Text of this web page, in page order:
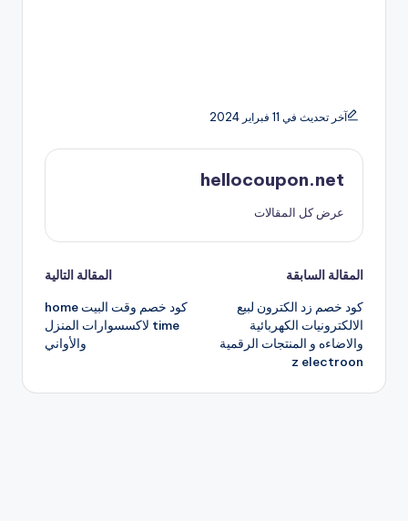
آخر تحديث في 11 فبراير 2024
hellocoupon.net
عرض كل المقالات
تصفّح
المقالات
المقالة السابقة
كود خصم زد الكترون لبيع
الالكترونيات الكهربائية
والاضاءه و المنتجات الرقمية
z electroon
المقالة التالية
كود خصم وقت البيت home
time لاكسسوارات المنزل
والأواني